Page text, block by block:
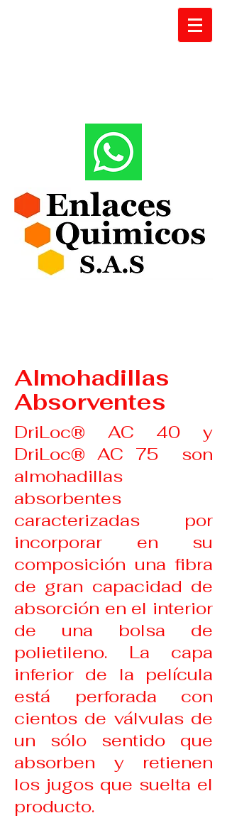
Almohadillas
Absorventes
DriLoc® AC 40 y
DriLoc® AC 75 son
almohadillas
absorbentes
caracterizadas por
incorporar en su
composición una fibra
de gran capacidad de
absorción en el interior
de una bolsa de
polietileno. La capa
inferior de la película
está perforada con
cientos de válvulas de
un sólo sentido que
absorben y retienen
los jugos que suelta el
producto.